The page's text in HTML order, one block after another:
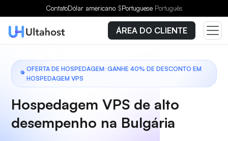
ContatoDólar americano $Portuguese Português
ÁREA DO CLIENTE
OFERTA DE HOSPEDAGEM: GANHE 40% DE DESCONTO EM
HOSPEDAGEM VPS
Hospedagem VPS de alto
desempenho na Bulgária